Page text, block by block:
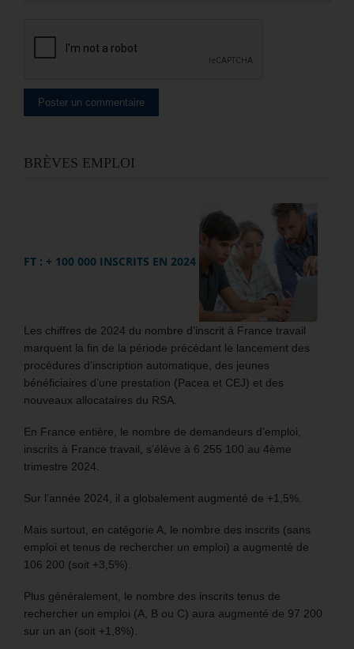
BRÈVES EMPLOI
FT : + 100 000 INSCRITS EN 2024
Les chiffres de 2024 du nombre d’inscrit à France travail
marquent la fin de la période précédant le lancement des
procédures d’inscription automatique, des jeunes
bénéficiaires d’une prestation (Pacea et CEJ) et des
nouveaux allocataires du RSA.
En France entière, le nombre de demandeurs d’emploi,
inscrits à France travail, s’élève à 6 255 100 au 4ème
trimestre 2024.
Sur l’année 2024, il a globalement augmenté de +1,5%.
Mais surtout, en catégorie A, le nombre des inscrits (sans
emploi et tenus de rechercher un emploi) a augmenté de
106 200 (soit +3,5%).
Plus généralement, le nombre des inscrits tenus de
rechercher un emploi (A, B ou C) aura augmenté de 97 200
sur un an (soit +1,8%).